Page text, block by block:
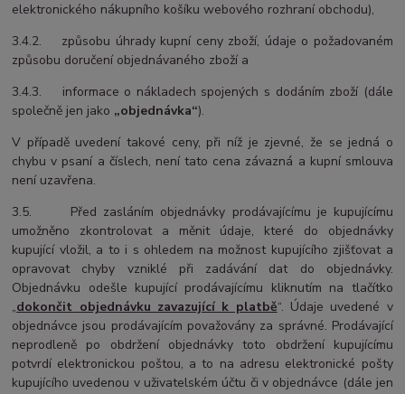
elektronického nákupního košíku webového rozhraní obchodu),
3.4.2. způsobu úhrady kupní ceny zboží, údaje o požadovaném
způsobu doručení objednávaného zboží a
3.4.3. informace o nákladech spojených s dodáním zboží (dále
společně jen jako „objednávka“).
V případě uvedení takové ceny, při níž je zjevné, že se jedná o
chybu v psaní a číslech, není tato cena závazná a kupní smlouva
není uzavřena.
3.5. Před zasláním objednávky prodávajícímu je kupujícímu
umožněno zkontrolovat a měnit údaje, které do objednávky
kupující vložil, a to i s ohledem na možnost kupujícího zjišťovat a
opravovat chyby vzniklé při zadávání dat do objednávky.
Objednávku odešle kupující prodávajícímu kliknutím na tlačítko
„dokončit objednávku zavazující k platbě“. Údaje uvedené v
objednávce jsou prodávajícím považovány za správné. Prodávající
neprodleně po obdržení objednávky toto obdržení kupujícímu
potvrdí elektronickou poštou, a to na adresu elektronické pošty
kupujícího uvedenou v uživatelském účtu či v objednávce (dále jen